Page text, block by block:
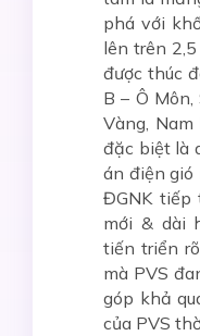
phá với
lên trên
được thúc
B – Ô
Vàng, Nam
đặc biệt là
án điện gió
ĐGNK tiếp
mới & dài
tiến triển
mà PVS
góp khả
của PVS